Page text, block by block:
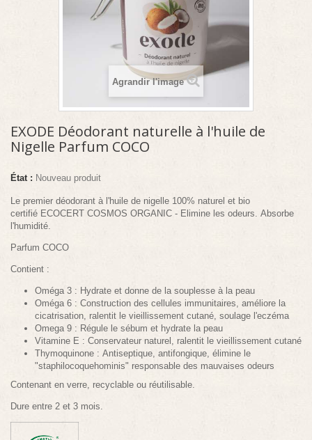
Agrandir l'image
EXODE Déodorant naturelle à l'huile de
Nigelle Parfum COCO
État : Nouveau produit
Le premier déodorant à l'huile de nigelle 100% naturel et bio
certifié ECOCERT COSMOS ORGANIC - Elimine les odeurs. Absorbe
l'humidité.
Parfum COCO
Contient :
Oméga 3 : Hydrate et donne de la souplesse à la peau
Oméga 6 : Construction des cellules immunitaires, améliore la
cicatrisation, ralentit le vieillissement cutané, soulage l'eczéma
Omega 9 : Régule le sébum et hydrate la peau
Vitamine E : Conservateur naturel, ralentit le vieillissement cutané
Thymoquinone : Antiseptique, antifongique, élimine le
"staphilocoquehominis" responsable des mauvaises odeurs
Contenant en verre, recyclable ou réutilisable.
Dure entre 2 et 3 mois.